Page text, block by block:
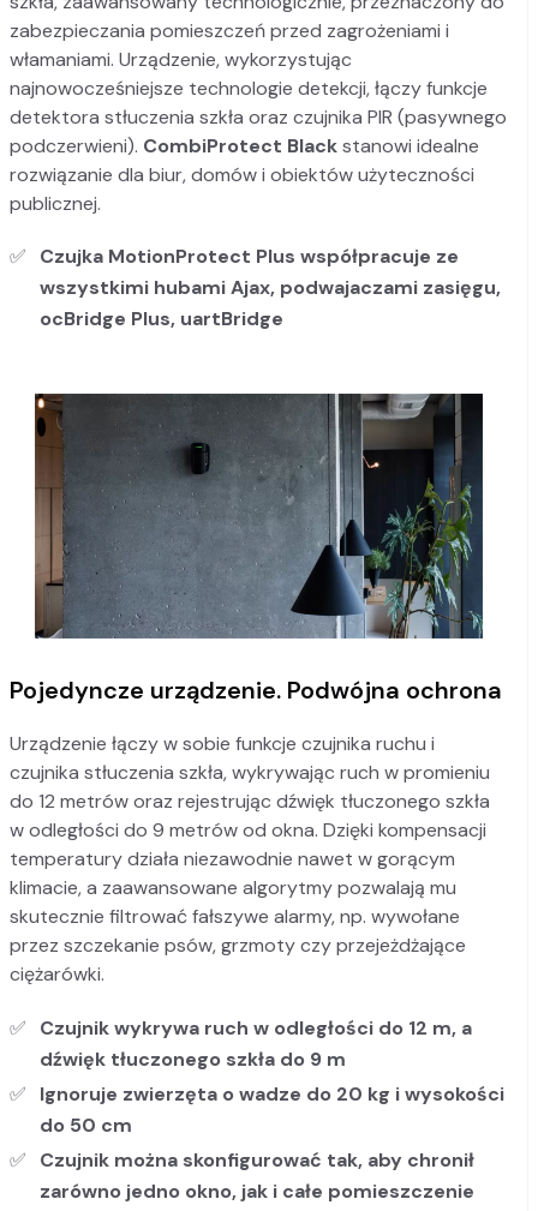
zabezpieczania pomieszczeń przed zagrożeniami i
włamaniami. Urządzenie, wykorzystując
najnowocześniejsze technologie detekcji, łączy funkcje
detektora stłuczenia szkła oraz czujnika PIR (pasywnego
podczerwieni). CombiProtect Blackstanowi idealne
rozwiązanie dla biur, domów i obiektów użyteczności
publicznej.
Czujka MotionProtect Plus współpracuje ze
wszystkimi hubami Ajax, podwajaczami zasięgu,
ocBridge Plus, uartBridge
Pojedyncze urządzenie. Podwójna ochrona
Urządzenie łączy w sobie funkcje czujnika ruchu i
czujnika stłuczenia szkła, wykrywając ruch w promieniu
do 12 metrów oraz rejestrując dźwięk tłuczonego szkła
w odległości do 9 metrów od okna. Dzięki kompensacji
temperatury działa niezawodnie nawet w gorącym
klimacie, a zaawansowane algorytmy pozwalają mu
skutecznie filtrować fałszywe alarmy, np. wywołane
przez szczekanie psów, grzmoty czy przejeżdżające
ciężarówki.
Czujnik wykrywa ruch w odległości do 12 m, a
dźwięk tłuczonego szkła do 9 m
Ignoruje zwierzęta o wadze do 20 kg i wysokości
do 50 cm
Czujnik można skonfigurować tak, aby chronił
zarówno jedno okno, jak i całe pomieszczenie